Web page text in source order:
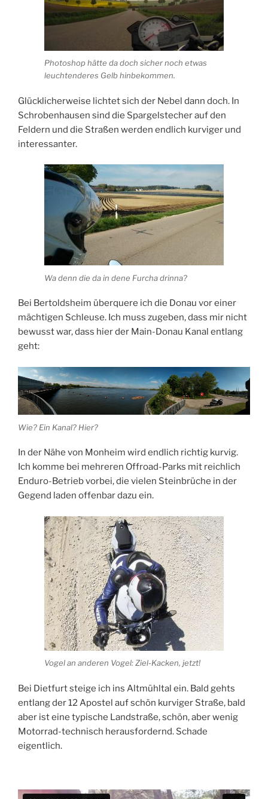
Photoshop hätte da doch sicher noch etwas
leuchtenderes Gelb hinbekommen.
Glücklicherweise lichtet sich der Nebel dann doch. In
Schrobenhausen sind die Spargelstecher auf den
Feldern und die Straßen werden endlich kurviger und
interessanter.
Wa denn die da in dene Furcha drinna?
Bei Bertoldsheim überquere ich die Donau vor einer
mächtigen Schleuse. Ich muss zugeben, dass mir nicht
bewusst war, dass hier der Main-Donau Kanal entlang
geht:
Wie? Ein Kanal? Hier?
In der Nähe von Monheim wird endlich richtig kurvig.
Ich komme bei mehreren Offroad-Parks mit reichlich
Enduro-Betrieb vorbei, die vielen Steinbrüche in der
Gegend laden offenbar dazu ein.
Vogel an anderen Vogel: Ziel-Kacken, jetzt!
Bei Dietfurt steige ich ins Altmühltal ein. Bald gehts
entlang der 12 Apostel auf schön kurviger Straße, bald
aber ist eine typische Landstraße, schön, aber wenig
Motorrad-technisch herausfordernd. Schade
eigentlich.